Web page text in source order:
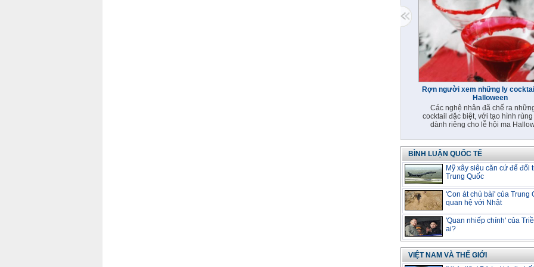
Rợn người xem những ly
Halloween
Các nghệ nhân đã chế ra
cocktail đặc biệt, với tạo hình
dành riêng cho lễ hội ma
BÌNH LUẬN QUỐC TẾ
Mỹ xây siêu căn cứ để đối
Trung Quốc
'Con át chủ bài' của Trung
quan hệ với Nhật
'Quan nhiếp chính' của
ai?
VIỆT NAM VÀ THẾ GIỚI